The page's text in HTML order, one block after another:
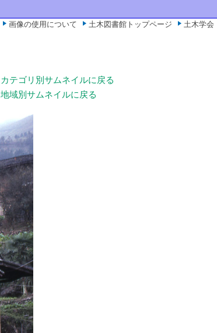
土木学会
土木図書館トップページ
画像の使用について
カテゴリ別サムネイルに戻る
地域別サムネイルに戻る